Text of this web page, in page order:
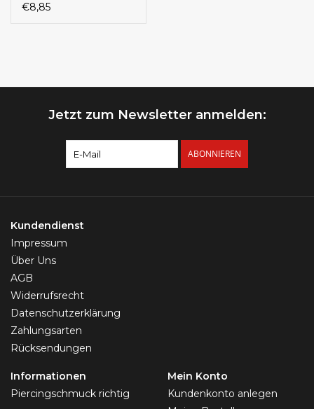
€8,85
Jetzt zum Newsletter anmelden:
ABONNIEREN
Kundendienst
Impressum
Über Uns
AGB
Widerrufsrecht
Datenschutzerklärung
Zahlungsarten
Rücksendungen
Informationen
Piercingschmuck richtig
Mein Konto
Kundenkonto anlegen